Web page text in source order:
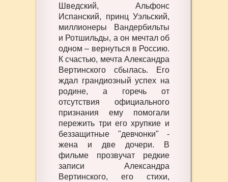
Шведский, Альфонс
Испанский, принц Уэльский,
миллионеры Вандербильты
и Ротшильды, а он мечтал об
одном – вернуться в Россию.
К счастью, мечта Александра
Вертинского сбылась. Его
ждал грандиозный успех на
родине, а горечь от
отсутствия официального
признания ему помогали
пережить три его хрупкие и
беззащитные "девчонки" -
жена и две дочери. В
фильме прозвучат редкие
записи Александра
Вертинского, его стихи,